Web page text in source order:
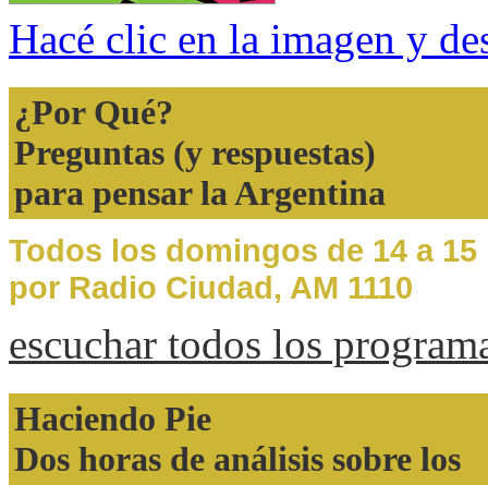
Hacé clic en la imagen y
¿Por Qué?
Preguntas (y respuestas)
para pensar la Argentina
Todos los domingos de 14 a 15
por Radio Ciudad, AM 1110
escuchar todos los
Haciendo Pie
Dos horas de análisis sobre los